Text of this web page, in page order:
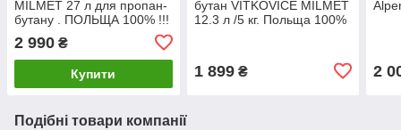
MILMET 27 л для пропан-
бутану . ПОЛЬЩА 100% !!!
2 990 ₴
Купити
бутан VITKOVICE MILMET
12.3 л /5 кг. Польща 100%
1 899₴ 2
Подібні товари компанії